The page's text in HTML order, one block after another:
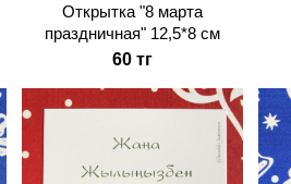
Открытка "8 марта
праздничная" 12,5*8 см
60 тг